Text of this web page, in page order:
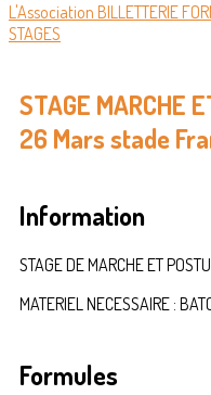
L'Association BILLETTERIE
STAGES
STAGE MARCHE
26 Mars stade
Information
STAGE DE MARCHE ET
MATERIEL NECESSAIRE :
Formules